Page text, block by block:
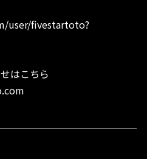
user/fivestartoto?
はこちら